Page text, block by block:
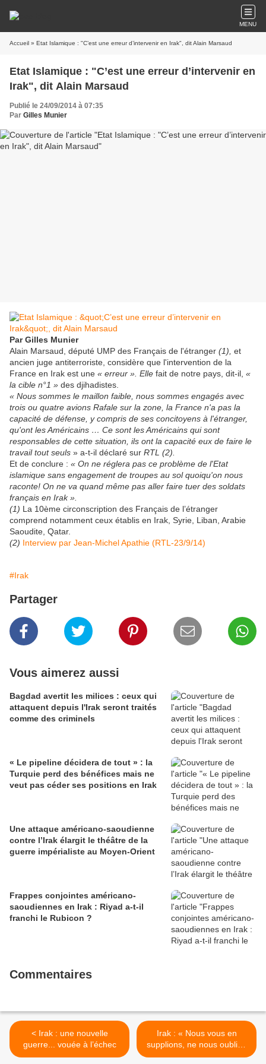
MENU
Accueil » Etat Islamique : "C’est une erreur d’intervenir en Irak", dit Alain Marsaud
Etat Islamique : "C’est une erreur d’intervenir en
Irak", dit Alain Marsaud
Publié le 24/09/2014 à 07:35
Par Gilles Munier
Par Gilles Munier
Alain Marsaud, député UMP des Français de l'étranger (1), et
ancien juge antiterroriste, considère que l'intervention de la
France en Irak est une « erreur ». Elle fait de notre pays, dit-il, «
la cible n°1 » des djihadistes.
« Nous sommes le maillon faible, nous sommes engagés avec
trois ou quatre avions Rafale sur la zone, la France n'a pas la
capacité de défense, y compris de ses concitoyens à l'étranger,
qu'ont les Américains … Ce sont les Américains qui sont
responsables de cette situation, ils ont la capacité eux de faire le
travail tout seuls » a-t-il déclaré sur RTL (2).
Et de conclure : « On ne réglera pas ce problème de l'Etat
islamique sans engagement de troupes au sol quoiqu'on nous
raconte! On ne va quand même pas aller faire tuer des soldats
français en Irak ».
(1) La 10ème circonscription des Français de l’étranger
comprend notamment ceux établis en Irak, Syrie, Liban, Arabie
Saoudite, Qatar.
(2) Interview par Jean-Michel Apathie (RTL-23/9/14)
#Irak
Partager
Vous aimerez aussi
Bagdad avertit les milices : ceux qui
attaquent depuis l'Irak seront traités
comme des criminels
« Le pipeline décidera de tout » : la
Turquie perd des bénéfices mais ne
veut pas céder ses positions en Irak
Une attaque américano-saoudienne
contre l’Irak élargit le théâtre de la
guerre impérialiste au Moyen-Orient
Frappes conjointes américano-
saoudiennes en Irak : Riyad a-t-il
franchi le Rubicon ?
Commentaires
< Irak : une nouvelle
guerre... vouée à l’échec
Irak : « Nous vous en
supplions, ne nous oubliez
pas » >